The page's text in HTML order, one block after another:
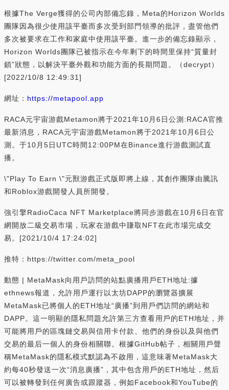
根據The Verge獲得的公司內部備忘錄，Meta的Horizon Worlds
團隊因為很少使用該平臺而多次受到部門領導的批評，盡管他們
多次被要求在工作和家庭中使用該平臺。進一步的備忘錄顯示，
Horizon Worlds團隊已被指示在今年剩下的時間里保持“質量封
鎖”狀態，以解決平臺外觀和功能方面的長期問題。（decrypt）
[2022/10/8 12:49:31]
網址： https://metapool.app
RACA元宇宙游戲Metamon將于2021年10月6日公測:RACA官推
最新消息，RACA元宇宙游戲Metamon將于2021年10月6日公
測。于10月5日UTC時間12:00PM在Binance進行游戲測試直
播。
\"Play To Earn \"元獸游戲正式版即將上線，其創作團隊由騰訊
和Roblox游戲開發人員所開發。
強引擎RadioCaca NFT Marketplace將同步游戲在10月6日在官
網開放二級交易市場，玩家在游戲中賺取NFT在此市場完成交
易。[2021/10/4 17:24:02]
推特：https://twitter.com/meta_pool
動態 | MetaMask向用戶訪問的站點廣播用戶ETH地址:據
ethnews報道，允許用戶運行以太坊DAPP的瀏覽器擴展
MetaMask已將個人的ETH地址“廣播”到用戶們訪問的網站和
DAPP。這一明顯的隱私問題允許第三方查看用戶的ETH地址，并
可能將用戶的區塊鏈交易與信用卡付款、他們的身份以及與他們
交易的最后一個人的身份相關聯。根據GitHub帖子，相關用戶聲
稱MetaMask的隱私模式默認為不啟用，這意味著MetaMask大
約每40秒發送一次“消息廣播”，其中包含用戶的ETH地址，然后
可以被轉發到任何廣告或跟蹤器，例如Facebook和YouTube的